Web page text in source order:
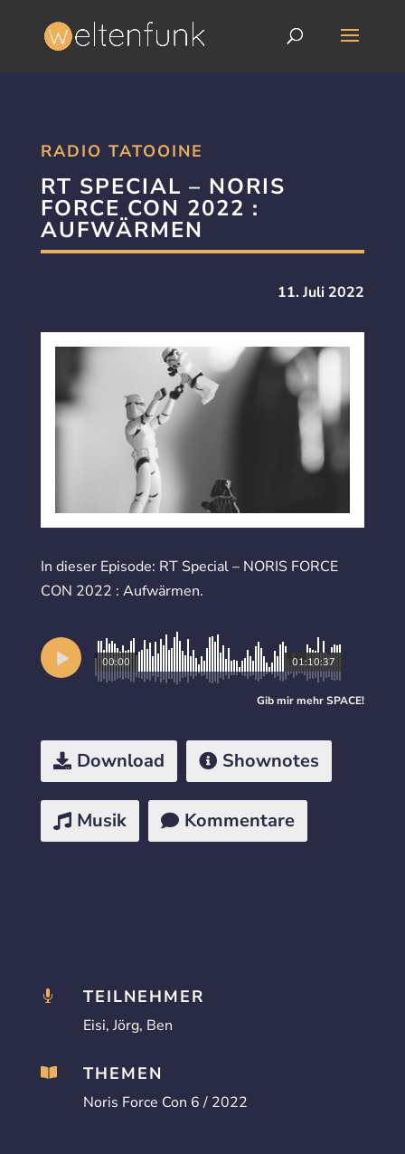
RADIO TATOOINE
RT SPECIAL – NORIS
FORCE CON 2022 :
AUFWÄRMEN
11. Juli 2022
In dieser Episode: RT Special – NORIS FORCE
CON 2022 : Aufwärmen.
01:10:37
00:00
Gib mir mehrSPACE!
Download Shownotes
Musik Kommentare
 TEILNEHMER
Eisi, Jörg, Ben
 THEMEN
Noris Force Con 6 / 2022